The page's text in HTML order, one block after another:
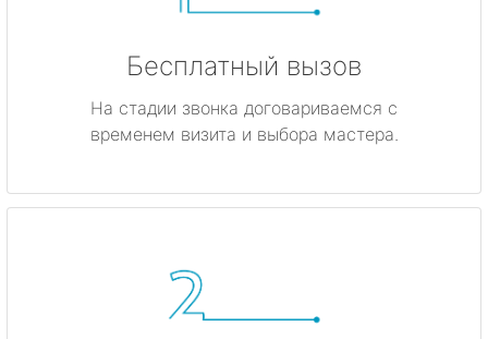
Бесплатный вызов
На стадии звонка договариваемся с
временем визита и выбора мастера.